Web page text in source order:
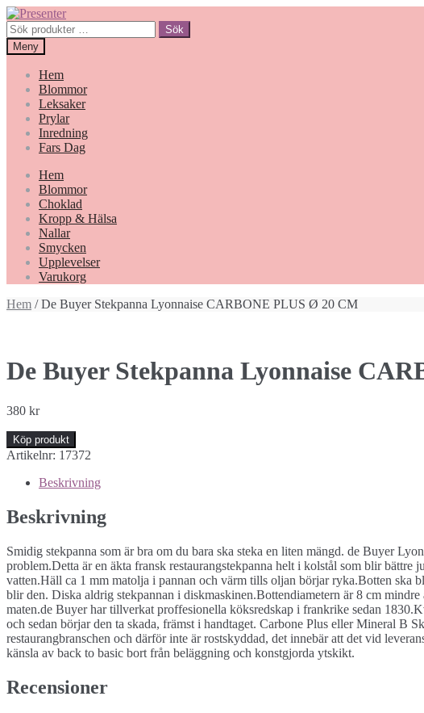
Hoppa
till
navigering
Gå
till
innehåll
Sök
efter:
Sök
Meny
Hem
Blommor
Leksaker
Prylar
Inredning
Fars Dag
Hem
Blommor
Choklad
Kropp & Hälsa
Nallar
Smycken
Upplevelser
Varukorg
Hem / De Buyer Stekpanna Lyonnaise CARBONE PLUS Ø 20 CM
De Buyer Stekpanna Lyonnaise
380 kr
Köp produkt
Artikelnr: 17372
Beskrivning
Beskrivning
Smidig stekpanna som är bra om du bara ska steka en liten mängd. de Buyer
problem.Detta är en äkta fransk restaurangstekpanna helt i kolstål som blir
vatten.Häll ca 1 mm matolja i pannan och värm tills oljan börjar ryka.Botten ska
blir den. Diska aldrig stekpannan i diskmaskinen.Bottendiametern är 8 cm
maten.de Buyer har tillverkat proffesionella köksredskap i frankrike sedan
och sedan börjar den ta skada, främst i handtaget. Carbone Plus eller Mineral B
restaurangbranschen och därför inte är rostskyddad, det innebär att det vid
känsla av back to basic bort från beläggning och konstgjorda ytskikt.
Recensioner